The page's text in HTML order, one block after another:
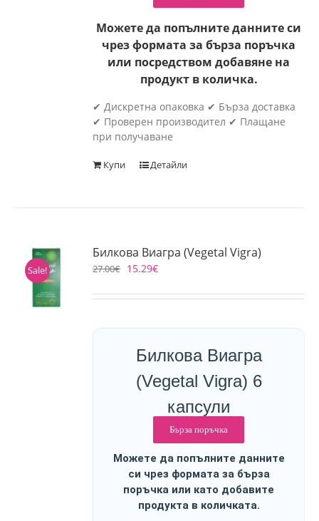
Можете да попълните данните си
чрез формата за бърза поръчка
или посредством добавяне на
продукт в количка.
✔ Дискретна опаковка ✔ Бърза доставка
✔ Проверен производител ✔ Плащане
при получаване
Купи Детайли
Sale!
Билкова Виагра (Vegetal Vigra)
27.00€ 15.29€
Билкова Виагра
(Vegetal Vigra) 6
капсули
Бърза поръчка
Можете да попълните данните
си чрез формата за бърза
поръчка или като добавите
продукта в количката.